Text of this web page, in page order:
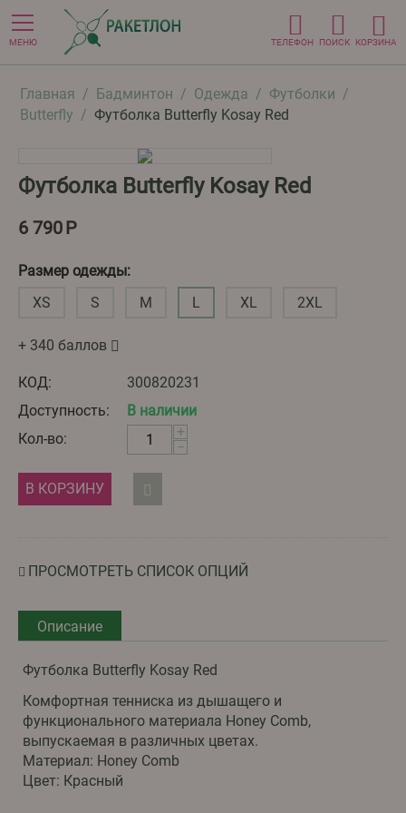
МЕНЮ ТЕЛЕФОН ПОИСК КОРЗИНА
Главная / Бадминтон / Одежда / Футболки /
Butterfly / Футболка Butterfly Kosay Red
Футболка Butterfly Kosay Red
6 790Р
Размер одежды:
XS
S M L XL 2XL
+ 340 баллов
КОД:
300820231
Доступность:
В наличии
Кол-во:
+
−
В КОРЗИНУ
ПРОСМОТРЕТЬ СПИСОК ОПЦИЙ
Описание
Футболка Butterfly Kosay Red
Комфортная тенниска из дышащего и
функционального материала Honey Comb,
выпускаемая в различных цветах.
Материал: Honey Comb
Цвет: Красный